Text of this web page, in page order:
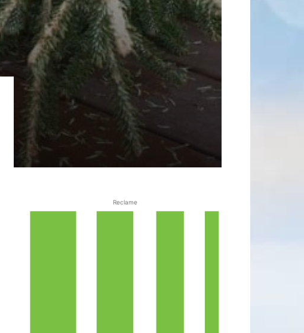
Reclame